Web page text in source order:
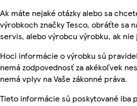
Ak máte nejaké otázky alebo sa
výrobkoch značky Tesco, obráťte sa
servis, alebo výrobcu výrobku, ak nie
Hoci informácie o výrobku sú
nemá zodpovednosť za akékoľvek
nemá vplyv na Vaše zákonné práva.
Tieto informácie sú poskytované iba